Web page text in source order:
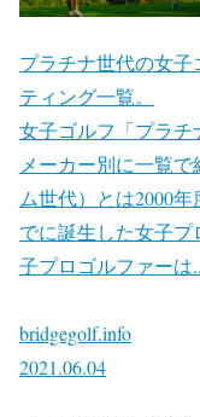
プラチナ世代の女
ティング一覧。
女子ゴルフ「プラ
メーカー別に一覧
ム世代）とは2000年
でに誕生した女子
子プロゴルファーは
bridgegolf.info
2021.06.04